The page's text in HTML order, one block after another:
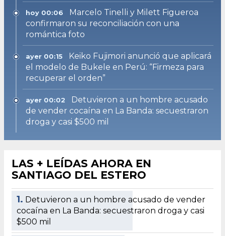
hoy 00:06
Marcelo Tinelli y Milett Figueroa
confirmaron su reconciliación con una
romántica foto
ayer 00:15
Keiko Fujimori anunció que aplicará
el modelo de Bukele en Perú: “Firmeza para
recuperar el orden”
ayer 00:02
Detuvieron a un hombre acusado
de vender cocaína en La Banda: secuestraron
droga y casi $500 mil
LAS + LEÍDAS AHORA EN
SANTIAGO DEL ESTERO
1. Detuvieron a un hombre acusado de vender
cocaína en La Banda: secuestraron droga y casi
$500 mil